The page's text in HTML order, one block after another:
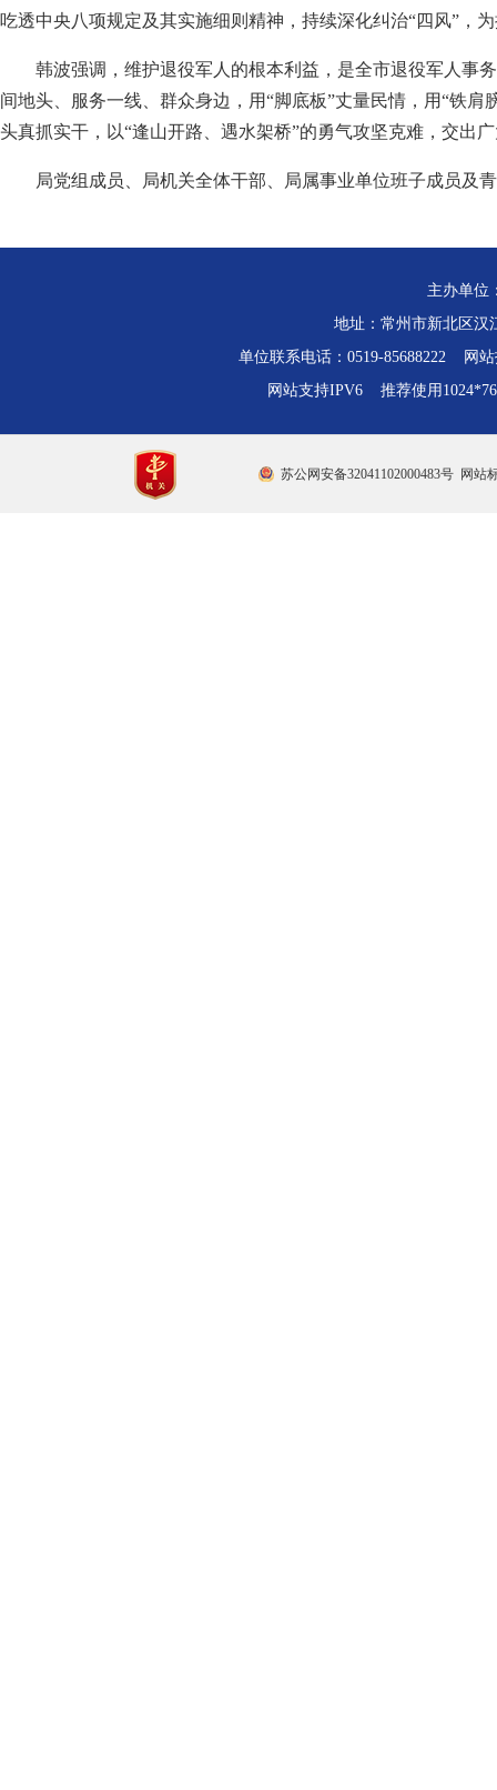
吃透中央八项规定及其实施细则精神，持续深化纠治“四风”，
韩波强调，维护退役军人的根本利益，是全市退役军人事
间地头、服务一线、群众身边，用“脚底板”丈量民情，用“铁
头真抓实干，以“逢山开路、遇水架桥”的勇气攻坚克难，交出
局党组成员、局机关全体干部、局属事业单位班子成员及
主办单位
地址：常州市新北区
单位联系电话：0519-85688222 网站
网站支持IPV6 推荐使用
苏公网安备32041102000483号 网站